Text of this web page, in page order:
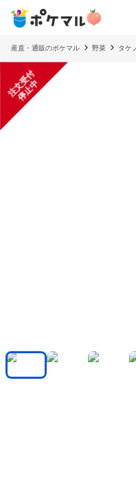
産直・通販のポケマル 野菜 タケ
注
文
受
付
停
止
中